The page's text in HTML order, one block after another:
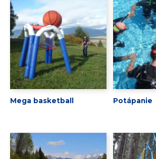
Mega basketball Potápanie